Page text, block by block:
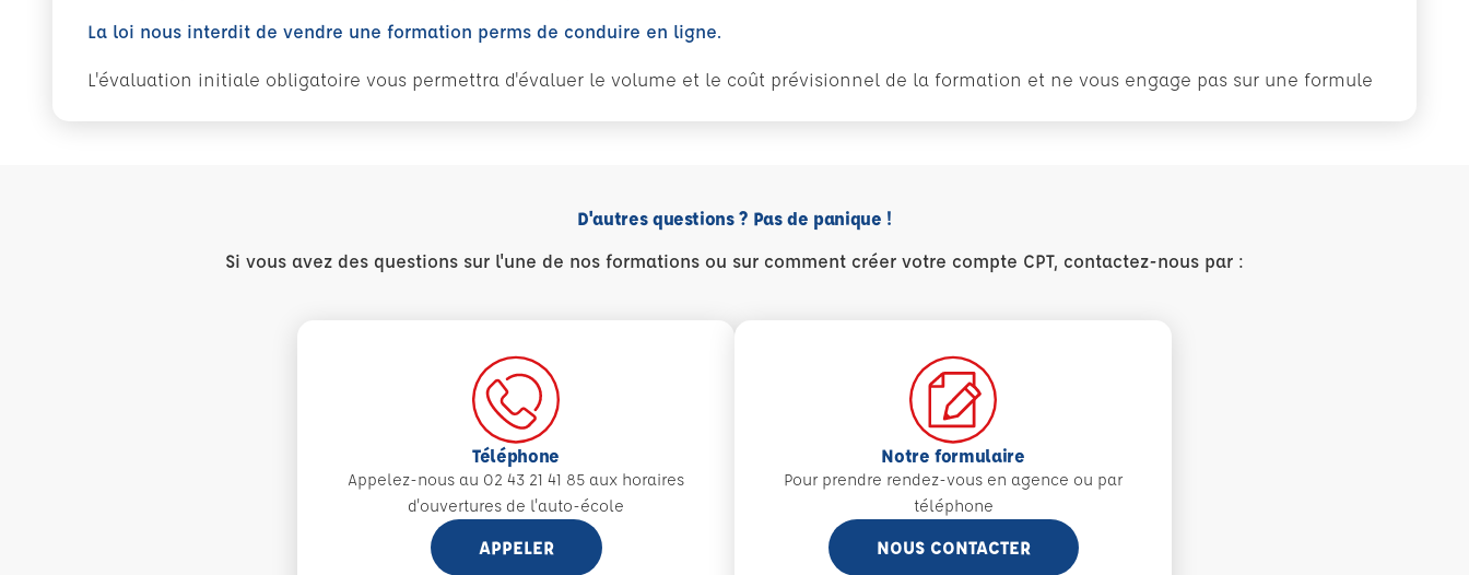
La loi nous interdit de vendre une formation perms de conduire en ligne.
L'évaluation initiale obligatoire vous permettra d'évaluer le volume et le coût prévisionnel de la formation et ne vous engage pas sur une formule
D'autres questions ? Pas de panique !
Si vous avez des questions sur l'une de nos formations ou sur comment créer votre compte CPT, contactez-nous par :
Téléphone
Appelez-nous au 02 43 21 41 85 aux horaires
d'ouvertures de l'auto-école
APPELER
Notre formulaire
Pour prendre rendez-vous en agence ou par
téléphone
NOUS CONTACTER